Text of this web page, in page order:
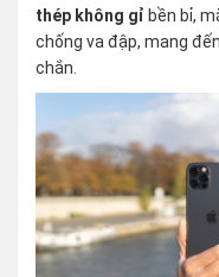
thép không gỉ bền bỉ,
chống va đập, mang
chắn.